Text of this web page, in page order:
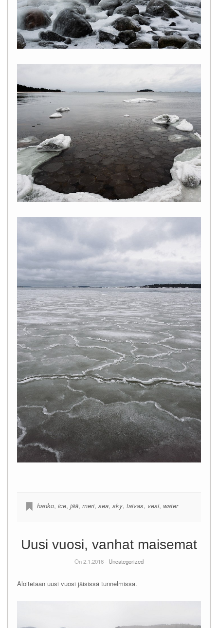
hanko, ice, jää, meri, sea, sky, taivas, vesi, water
Uusi vuosi, vanhat maisemat
On 2.1.2016 - Uncategorized
Aloitetaan uusi vuosi jäisissä tunnelmissa.